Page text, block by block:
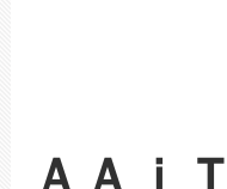
加組織は
選定され
取得でき
設には、3
事業者の
系統連系を
限を超え
持できる
狭視野の
ケーブル
なレーザ
な環境下
ＡＡｉ